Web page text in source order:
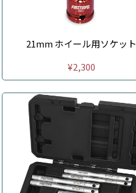
21mm ホイール用ソケット
¥2,300